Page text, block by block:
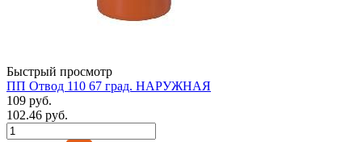
Быстрый просмотр
ПП Отвод 110 67 град. НАРУЖНАЯ
109 руб.
102.46 руб.